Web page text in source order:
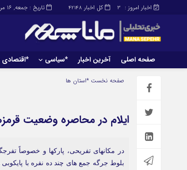
کل اخبار 42148 اخبار امروز : 3 تاریخ : جمعه, ۱۶ مرداد , ۱۴۰۵
صفحه اصلی آخرین اخبار *سیاسی *اقتصادی
صفحه اصلیصفحه نخست *استان ها
ایلام در محاصره وضعیت
در مکانهای تفریحی، پارکها و خصوصاً
بلوط جرگه جمع های چند ده نفره با